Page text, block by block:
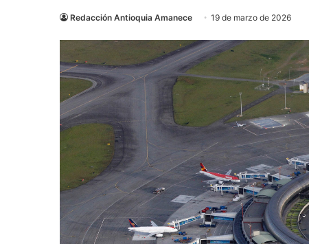
Redacción Antioquia Amanece 19 de marzo de 2026